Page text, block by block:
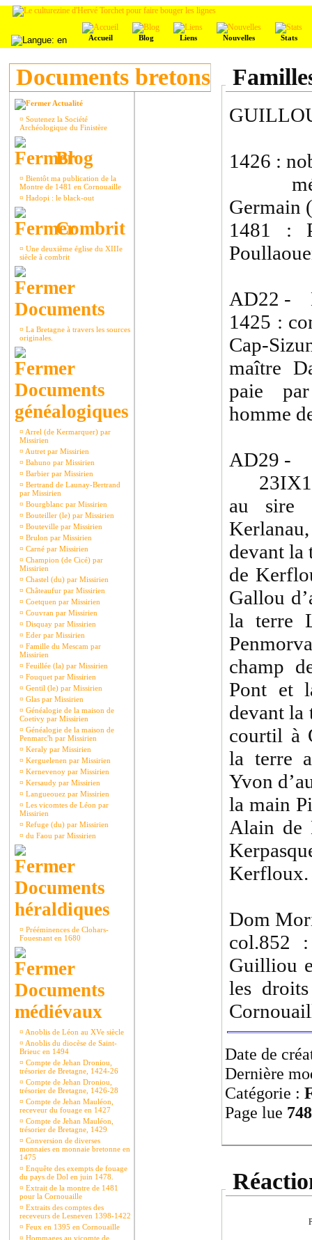
Accueil Blog Liens Nouvelles Stats
Documents bretons
Actualité
¤ Soutenez la Société
Archéologique du Finistère
Blog
¤ Bientôt ma publication de la
Montre de 1481 en Cornouaille
¤ Hadopi : le black-out
Combrit
¤ Une deuxième église du XIIIe
siècle à combrit
Documents
¤ La Bretagne à travers les sources
originales.
Documents
généalogiques
¤ Arrel (de Kermarquer) par
Missirien
¤ Autret par Missirien
¤ Bahuno par Missirien
¤ Barbier par Missirien
¤ Bertrand de Launay-Bertrand
par Missirien
¤ Bourgblanc par Missirien
¤ Bouteiller (le) par Missirien
¤ Bouteville par Missirien
¤ Brulon par Missirien
¤ Carné par Missirien
¤ Champion (de Cicé) par
Missirien
¤ Chastel (du) par Missirien
¤ Châteaufur par Missirien
¤ Coetquen par Missirien
¤ Couvran par Missirien
¤ Disquay par Missirien
¤ Eder par Missirien
¤ Famille du Mescam par
Missirien
¤ Feuillée (la) par Missirien
¤ Fouquet par Missirien
¤ Gentil (le) par Missirien
¤ Glas par Missirien
¤ Généalogie de la maison de
Coetivy par Missirien
¤ Généalogie de la maison de
Penmarc'h par Missirien
¤ Keraly par Missirien
¤ Kerguelenen par Missirien
¤ Kernevenoy par Missirien
¤ Kersaudy par Missirien
¤ Langueouez par Missirien
¤ Les vicomtes de Léon par
Missirien
¤ Refuge (du) par Missirien
¤ du Faou par Missirien
Documents
héraldiques
¤ Prééminences de Clohars-
Fouesnant en 1680
Documents
médiévaux
¤ Anoblis de Léon au XVe siècle
¤ Anoblis du diocèse de Saint-
Brieuc en 1494
¤ Compte de Jehan Droniou,
trésorier de Bretagne, 1424-26
¤ Compte de Jehan Droniou,
trésorier de Bretagne, 1426-28
¤ Compte de Jehan Mauléon,
receveur du fouage en 1427
¤ Compte de Jehan Mauléon,
trésorier de Bretagne, 1429
¤ Conversion de diverses
monnaies en monnaie bretonne en
1475
¤ Enquête des exempts de fouage
du pays de Dol en juin 1478.
¤ Extrait de la montre de 1481
pour la Cornouaille
¤ Extraits des comptes des
receveurs de Lesneven 1398-1422
¤ Feux en 1395 en Cornouaille
¤ Hommages au vicomte de
1426 :
Germain
1481 :
AD22 -
1425 :
Cap-
maître
paie
homme
AD29 -
au sire
devant la
de
Gallou
la terre
champ
Pont et
devant la
courtil à
la terre
Yvon
la main
Alain de
Kerfloux.
Dom
Guilliou
les
Date de
Dernière
Catégorie :
Page lue